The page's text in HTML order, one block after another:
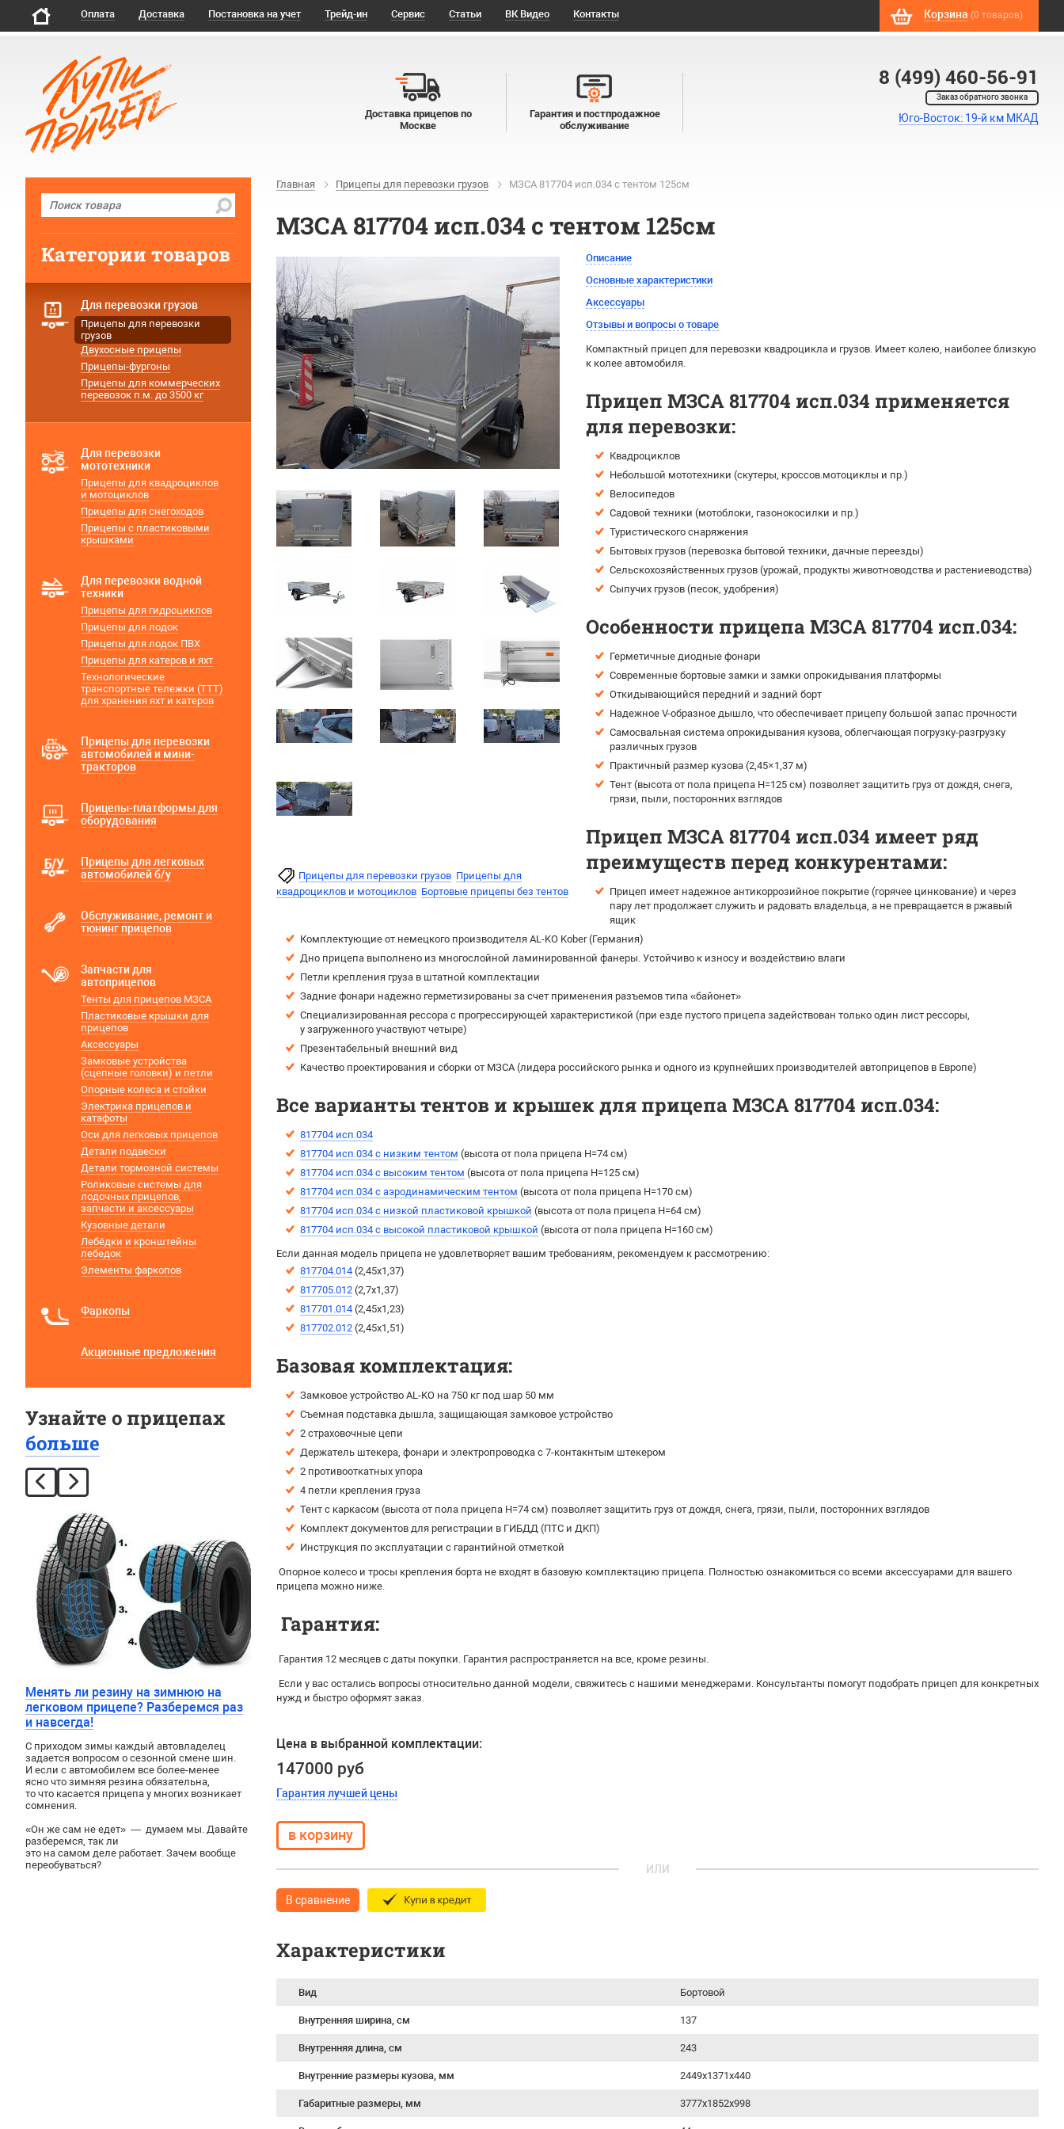
Оплата Доставка Постановка на учет Трейд-ин Сервис Статьи ВК Видео Контакты Корзина (0 товаров)
8 (499) 460-56-91
Заказ обратного звонка
Юго-Восток: 19-й км МКАД
Доставка прицепов по
Москве
Гарантия и постпродажное
обслуживание
Главная Прицепы для перевозки грузов МЗСА 817704 исп.034 с тентом 125см
МЗСА 817704 исп.034 с тентом 125см
Прицепы для перевозки грузов Прицепы для
квадроциклов и мотоциклов Бортовые прицепы без тентов
Описание
Основные характеристики
Аксессуары
Отзывы и вопросы о товаре
Компактный прицеп для перевозки квадроцикла и грузов. Имеет колею, наиболее близкую
к колее автомобиля.
Прицеп МЗСА 817704 исп.034 применяется
для перевозки:
Квадроциклов
Небольшой мототехники (скутеры, кроссов.мотоциклы и пр.)
Велосипедов
Садовой техники (мотоблоки, газонокосилки и пр.)
Туристического снаряжения
Бытовых грузов (перевозка бытовой техники, дачные переезды)
Сельскохозяйственных грузов (урожай, продукты животноводства и растениеводства)
Сыпучих грузов (песок, удобрения)
Особенности прицепа МЗСА 817704 исп.034:
Герметичные диодные фонари
Современные бортовые замки и замки опрокидывания платформы
Откидывающийся передний и задний борт
Надежное V-образное дышло, что обеспечивает прицепу большой запас прочности
Самосвальная система опрокидывания кузова, облегчающая погрузку-разгрузку
различных грузов
Практичный размер кузова (2,45×1,37 м)
Тент (высота от пола прицепа H=125 см) позволяет защитить груз от дождя, снега,
грязи, пыли, посторонних взглядов
Прицеп МЗСА 817704 исп.034 имеет ряд
преимуществ перед конкурентами:
Прицеп имеет надежное антикоррозийное покрытие (горячее цинкование) и через
пару лет продолжает служить и радовать владельца, а не превращается в ржавый
ящик
Комплектующие от немецкого производителя AL-KO Kober (Германия)
Дно прицепа выполнено из многослойной ламинированной фанеры. Устойчиво к износу и воздействию влаги
Петли крепления груза в штатной комплектации
Задние фонари надежно герметизированы за счет применения разъемов типа «байонет»
Специализированная рессора с прогрессирующей характеристикой (при езде пустого прицепа задействован только один лист рессоры,
у загруженного участвуют четыре)
Презентабельный внешний вид
Качество проектирования и сборки от МЗСА (лидера российского рынка и одного из крупнейших производителей автоприцепов в Европе)
Все варианты тентов и крышек для прицепа МЗСА 817704 исп.034:
817704 исп.034
817704 исп.034 с низким тентом (высота от пола прицепа H=74 см)
817704 исп.034 с высоким тентом (выcота от пола прицепа H=125 см)
817704 исп.034 с аэродинамическим тентом (выcота от пола прицепа H=170 см)
817704 исп.034 с низкой пластиковой крышкой (высота от пола прицепа H=64 см)
817704 исп.034 с высокой пластиковой крышкой (высота от пола прицепа H=160 см)
Если данная модель прицепа не удовлетворяет вашим требованиям, рекомендуем к рассмотрению:
817704.014 (2,45х1,37)
817705.012 (2,7х1,37)
817701.014 (2,45х1,23)
817702.012 (2,45х1,51)
Базовая комплектация:
Замковое устройство AL-KO на 750 кг под шар 50 мм
Съемная подставка дышла, защищающая замковое устройство
2 страховочные цепи
Держатель штекера, фонари и электропроводка с 7-контакнтым штекером
2 противооткатных упора
4 петли крепления груза
Тент с каркасом (высота от пола прицепа H=74 см) позволяет защитить груз от дождя, снега, грязи, пыли, посторонних взглядов
Комплект документов для регистрации в ГИБДД (ПТС и ДКП)
Инструкция по эксплуатации с гарантийной отметкой
Опорное колесо и тросы крепления борта не входят в базовую комплектацию прицепа. Полностью ознакомиться со всеми аксессуарами для вашего
прицепа можно ниже.
Гарантия:
Гарантия 12 месяцев с даты покупки. Гарантия распространяется на все, кроме резины.
Если у вас остались вопросы относительно данной модели, свяжитесь с нашими менеджерами. Консультанты помогут подобрать прицеп для конкретных
нужд и быстро оформят заказ.
Цена в выбранной комплектации:
147000 руб
Гарантия лучшей цены
ИЛИ
В сравнение
Характеристики
Вид Бортовой
Внутренняя ширина, см 137
Внутренняя длина, см 243
Внутренние размеры кузова, мм 2449x1371x440
Габаритные размеры, мм 3777х1852х998
Категории товаров
Для перевозки грузов
Прицепы для перевозки
грузов
Двухосные прицепы
Прицепы-фургоны
Прицепы для коммерческих
перевозок п.м. до 3500 кг
Для перевозки
мототехники
Прицепы для квадроциклов
и мотоциклов
Прицепы для снегоходов
Прицепы с пластиковыми
крышками
Для перевозки водной
техники
Прицепы для гидроциклов
Прицепы для лодок
Прицепы для лодок ПВХ
Прицепы для катеров и яхт
Технологические
транспортные тележки (ТТТ)
для хранения яхт и катеров
Прицепы для перевозки
автомобилей и мини-
тракторов
Прицепы-платформы для
оборудования
Прицепы для легковых
автомобилей б/у
Обслуживание, ремонт и
тюнинг прицепов
Запчасти для
автоприцепов
Тенты для прицепов МЗСА
Пластиковые крышки для
прицепов
Аксессуары
Замковые устройства
(сцепные головки) и петли
Опорные колеса и стойки
Электрика прицепов и
катафоты
Оси для легковых прицепов
Детали подвески
Детали тормозной системы
Роликовые системы для
лодочных прицепов,
запчасти и аксессуары
Кузовные детали
Лебёдки и кронштейны
лебедок
Элементы фаркопов
Фаркопы
Акционные предложения
Узнайте о прицепах
больше
Менять ли резину на зимнюю на
легковом прицепе? Разберемся раз
и навсегда!
С приходом зимы каждый автовладелец
задается вопросом о сезонной смене шин.
И если с автомобилем все более-менее
ясно что зимняя резина обязательна,
то что касается прицепа у многих возникает
сомнения.
«Он же сам не едет» — думаем мы. Давайте
разберемся, так ли
это на самом деле работает. Зачем вообще
переобуваться?